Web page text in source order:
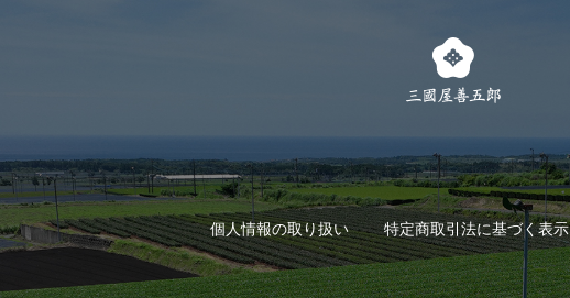
個人情報の取り扱い 特定商取引法に基づく表示